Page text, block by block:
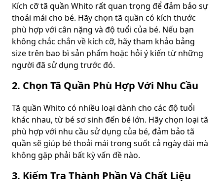
Kích cỡ tã quần Whito rất quan trọng để đảm bảo sự
thoải mái cho bé. Hãy chọn tã quần có kích thước
phù hợp với cân nặng và độ tuổi của bé. Nếu bạn
không chắc chắn về kích cỡ, hãy tham khảo bảng
size trên bao bì sản phẩm hoặc hỏi ý kiến từ những
người đã sử dụng trước đó.
2. Chọn Tã Quần Phù Hợp Với Nhu Cầu
Tã quần Whito có nhiều loại dành cho các độ tuổi
khác nhau, từ bé sơ sinh đến bé lớn. Hãy chọn loại tã
phù hợp với nhu cầu sử dụng của bé, đảm bảo tã
quần sẽ giúp bé thoải mái trong suốt cả ngày dài mà
không gặp phải bất kỳ vấn đề nào.
3. Kiểm Tra Thành Phần Và Chất Liệu